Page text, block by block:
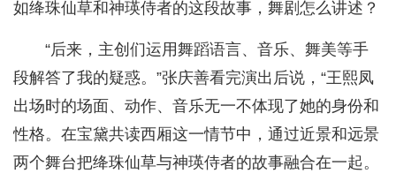
如绛珠仙草和神瑛侍者的这段故事，舞剧怎么讲述？
“后来，主创们运用舞蹈语言、音乐、舞美等手
段解答了我的疑惑。”张庆善看完演出后说，“王熙凤
出场时的场面、动作、音乐无一不体现了她的身份和
性格。在宝黛共读西厢这一情节中，通过近景和远景
两个舞台把绛珠仙草与神瑛侍者的故事融合在一起。